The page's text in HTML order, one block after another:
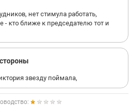
нет стимула работать,
- кто ближе к председателю тот и
звезду поймала,